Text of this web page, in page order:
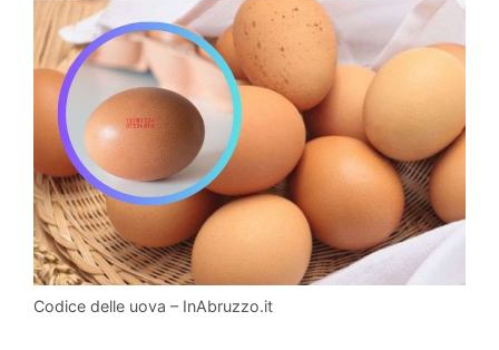
Codice delle uova – InAbruzzo.it